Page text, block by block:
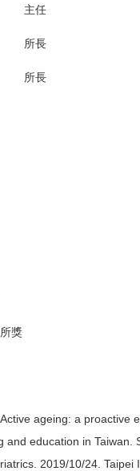
主任
所長
所長
獎
ageing: a proactive
education in Taiwan.
2019/10/24. Taipei